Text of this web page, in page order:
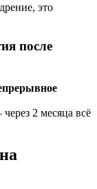
это
после
2 месяца всё